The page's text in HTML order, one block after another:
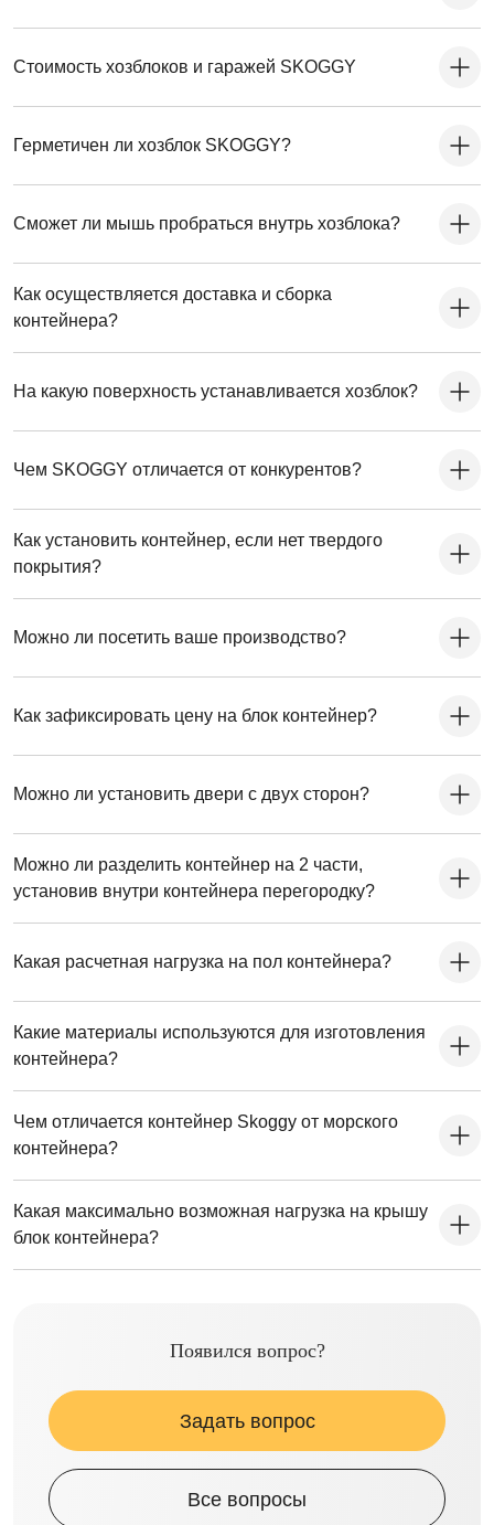
Стоимость хозблоков и гаражей SKOGGY
Герметичен ли хозблок SKOGGY?
Сможет ли мышь пробраться внутрь хозблока?
Как осуществляется доставка и сборка
контейнера?
На какую поверхность устанавливается хозблок?
Чем SKOGGY отличается от конкурентов?
Как установить контейнер, если нет твердого
покрытия?
Можно ли посетить ваше производство?
Как зафиксировать цену на блок контейнер?
Можно ли установить двери с двух сторон?
Можно ли разделить контейнер на 2 части,
установив внутри контейнера перегородку?
Какая расчетная нагрузка на пол контейнера?
Какие материалы используются для изготовления
контейнера?
Чем отличается контейнер Skoggy от морского
контейнера?
Какая максимально возможная нагрузка на крышу
блок контейнера?
Появился вопрос?
Задать вопрос
Все вопросы